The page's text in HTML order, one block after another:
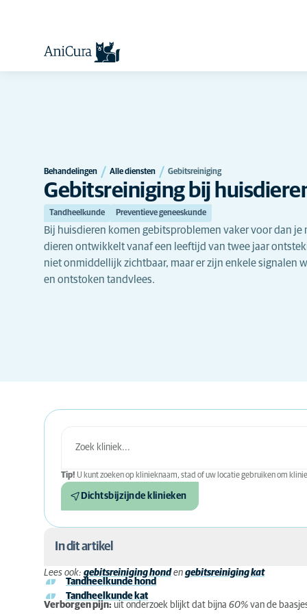
Behandelingen Alle diensten Gebitsreiniging
Gebitsreiniging bij
Tandheelkunde Preventieve geneeskunde
Bij huisdieren komen gebitsproblemen vaker voor dan
dieren ontwikkelt vanaf een leeftijd van twee jaar
niet onmiddellijk zichtbaar, maar er zijn enkele signalen
en ontstoken tandvlees.
Tip! U kunt zoeken op klinieknaam, stad of uw locatie gebruiken om
Dichtsbijzijnde klinieken
In dit artikel
Wat zijn de veelvoorkomende problemen?
Lees ook: gebitsreiniging honden gebitsreiniging kat
Tandheelkunde hond
Tandheelkunde kat
Verborgen pijn: uit onderzoek blijkt dat bijna 60% van de